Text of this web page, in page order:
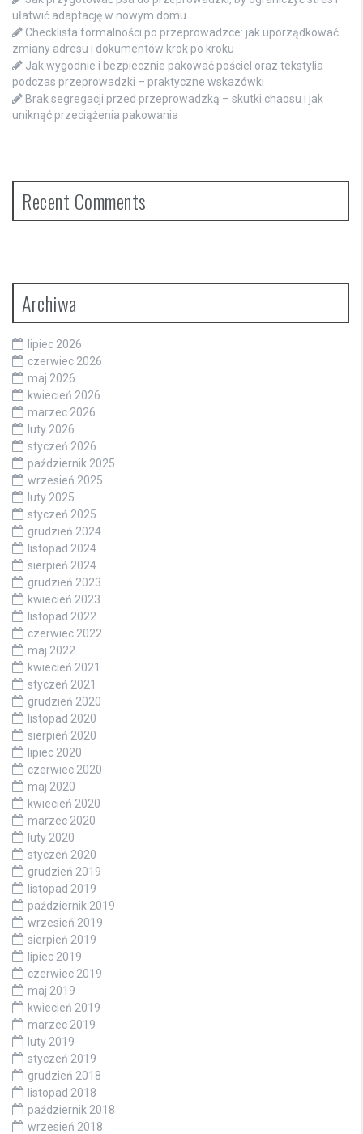
ułatwić adaptację w nowym domu
Checklista formalności po przeprowadzce: jak uporządkować
zmiany adresu i dokumentów krok po kroku
Jak wygodnie i bezpiecznie pakować pościel oraz tekstylia
podczas przeprowadzki – praktyczne wskazówki
Brak segregacji przed przeprowadzką – skutki chaosu i jak
uniknąć przeciążenia pakowania
Recent Comments
Archiwa
lipiec 2026
czerwiec 2026
maj 2026
kwiecień 2026
marzec 2026
luty 2026
styczeń 2026
październik 2025
wrzesień 2025
luty 2025
styczeń 2025
grudzień 2024
listopad 2024
sierpień 2024
grudzień 2023
kwiecień 2023
listopad 2022
czerwiec 2022
maj 2022
kwiecień 2021
styczeń 2021
grudzień 2020
listopad 2020
sierpień 2020
lipiec 2020
czerwiec 2020
maj 2020
kwiecień 2020
marzec 2020
luty 2020
styczeń 2020
grudzień 2019
listopad 2019
październik 2019
wrzesień 2019
sierpień 2019
lipiec 2019
czerwiec 2019
maj 2019
kwiecień 2019
marzec 2019
luty 2019
styczeń 2019
grudzień 2018
listopad 2018
październik 2018
wrzesień 2018